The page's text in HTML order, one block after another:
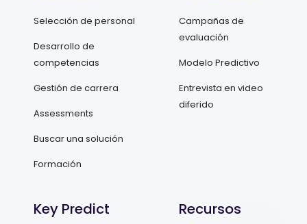
Selección de personal
Desarrollo de
competencias
Gestión de carrera
Assessments
Buscar una solución
Formación
Campañas de
evaluación
Modelo Predictivo
Entrevista en video
diferido
Key Predict Recursos